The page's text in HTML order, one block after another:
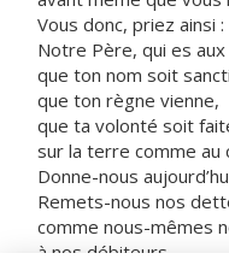
Vous donc, priez ainsi :
Notre Père, qui es aux
que ton nom soit
que ton règne vienne,
que ta volonté soit
sur la terre comme au
Donne-nous
Remets-nous nos
comme nous-mêmes
à nos débiteurs.